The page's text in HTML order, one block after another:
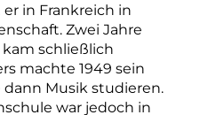
in Frankreich in
Zwei Jahre
schließlich
machte 1949 sein
Musik studieren.
war jedoch in